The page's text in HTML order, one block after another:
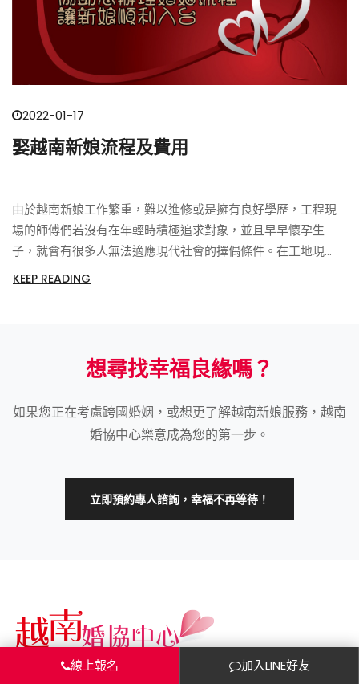
2022-01-17
娶越南新娘流程及費用
由於越南新娘工作繁重，難以進修或是擁有良好學歷，工程現
場的師傅們若沒有在年輕時積極追求對象，並且早早懷孕生
子，就會有很多人無法適應現代社會的擇偶條件。在工地現
場，越南新娘甚至在七、八年前，有些師傅的副業正是介紹外
KEEP READING
想尋找幸福良緣嗎？
如果您正在考慮跨國婚姻，或想更了解越南新娘服務，越南
婚協中心樂意成為您的第一步。
立即預約專人諮詢，幸福不再等待！
線上報名 加入LINE好友